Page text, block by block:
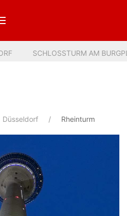
SCHLOSSTURM AM
Düsseldorf Rheinturm